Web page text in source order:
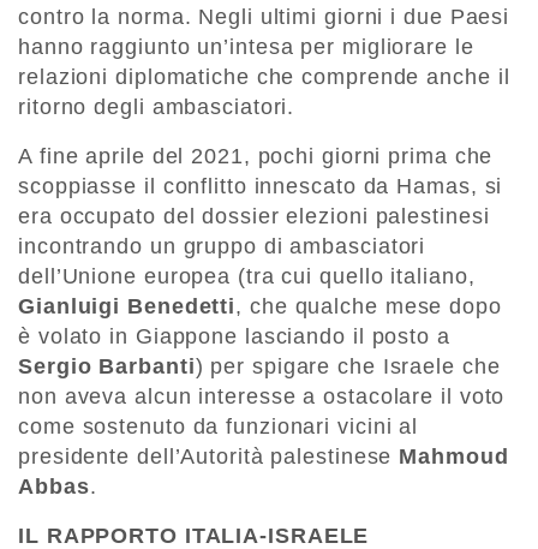
contro la norma. Negli ultimi giorni i due Paesi
hanno raggiunto un’intesa per migliorare le
relazioni diplomatiche che comprende anche il
ritorno degli ambasciatori.
A fine aprile del 2021, pochi giorni prima che
scoppiasse il conflitto innescato da Hamas, si
era occupato del dossier elezioni palestinesi
incontrando un gruppo di ambasciatori
dell’Unione europea (tra cui quello italiano,
Gianluigi Benedetti, che qualche mese dopo
è volato in Giappone lasciando il posto a
Sergio Barbanti) per spigare che Israele che
non aveva alcun interesse a ostacolare il voto
come sostenuto da funzionari vicini al
presidente dell’Autorità palestinese Mahmoud
Abbas.
IL RAPPORTO ITALIA-ISRAELE